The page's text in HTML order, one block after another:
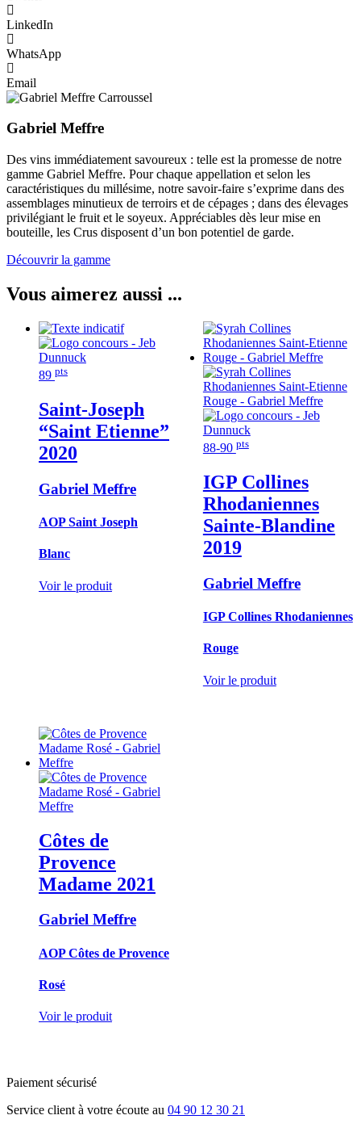
LinkedIn
WhatsApp
Email
Gabriel Meffre
Des vins immédiatement savoureux : telle est la promesse de notre
gamme Gabriel Meffre. Pour chaque appellation et selon les
caractéristiques du millésime, notre savoir-faire s’exprime dans des
assemblages minutieux de terroirs et de cépages ; dans des élevages
privilégiant le fruit et le soyeux. Appréciables dès leur mise en
bouteille, les Crus disposent d’un bon potentiel de garde.
Découvrir la gamme
Vous aimerez aussi ...
89 pts
Saint-Joseph
“Saint Etienne”
2020
Gabriel Meffre
AOP Saint Joseph
Blanc
Voir le produit
88-90 pts
IGP Collines
Rhodaniennes
Sainte-Blandine
2019
Gabriel Meffre
IGP Collines Rhodaniennes
Rouge
Voir le produit
Côtes de
Provence
Madame 2021
Gabriel Meffre
AOP Côtes de Provence
Rosé
Voir le produit
Paiement sécurisé
Service client à votre écoute au 04 90 12 30 21